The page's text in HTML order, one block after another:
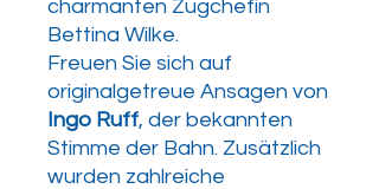
charmanten Zugchefin
Bettina Wilke.
Freuen Sie sich auf
originalgetreue Ansagen von
Ingo Ruff, der bekannten
Stimme der Bahn. Zusätzlich
wurden zahlreiche